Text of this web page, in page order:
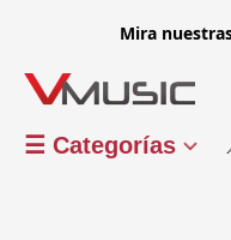
Mira
☰ Categorías